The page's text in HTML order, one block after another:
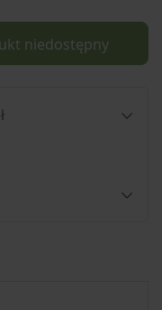
niedostępny